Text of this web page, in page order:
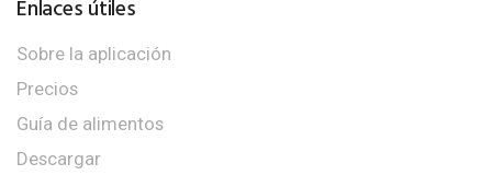
Enlaces útiles
Sobre la aplicación
Precios
Guía de alimentos
Descargar